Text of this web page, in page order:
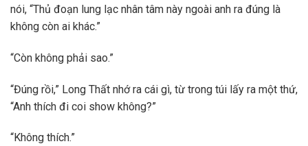
nói, “Thủ đoạn lung lạc nhân tâm này ngoài anh ra đúng là
không còn ai khác.”
“Còn không phải sao.”
“Đúng rồi,” Long Thất nhớ ra cái gì, từ trong túi lấy ra một thứ,
“Anh thích đi coi show không?”
“Không thích.”